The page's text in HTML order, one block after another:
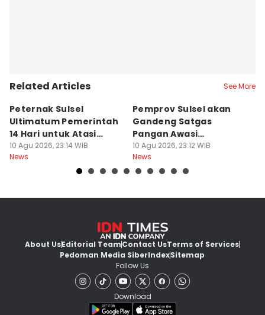
Related Articles See More
Peternak Sulsel
Ultimatum Pemerintah
14 Hari untuk Atasi
Harga Telur
10 Agu 2026, 23:14 WIB
News
Pemprov Sulsel akan
Gandeng Satgas
Pangan Awasi
Permainan Harga Telur
10 Agu 2026, 23:12 WIB
News
About UsEditorial TeamContact UsTerms of Services
Pedoman Media SiberIndexSitemap
Follow Us
Download